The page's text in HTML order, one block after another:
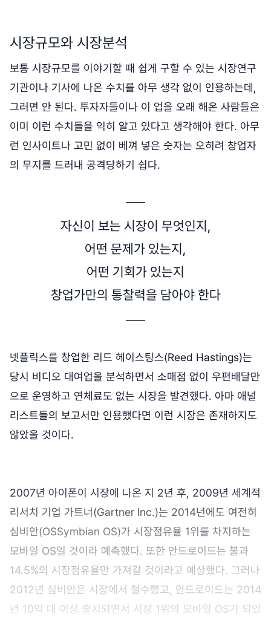
시장규모와 시장분석
보통 시장규모를 이야기할 때 쉽게 구할 수 있는 시장연구
기관이나 기사에 나온 수치를 아무 생각 없이 인용하는데,
그러면 안 된다. 투자자들이나 이 업을 오래 해온 사람들은
이미 이런 수치들을 익히 알고 있다고 생각해야 한다. 아무
런 인사이트나 고민 없이 베껴 넣은 숫자는 오히려 창업자
의 무지를 드러내 공격당하기 쉽다.
자신이 보는 시장이 무엇인지,
어떤 문제가 있는지,
어떤 기회가 있는지
창업가만의 통찰력을 담아야 한다
넷플릭스를 창업한 리드 헤이스팅스(Reed Hastings)는
당시 비디오 대여업을 분석하면서 소매점 없이 우편배달만
으로 운영하고 연체료도 없는 시장을 발견했다. 아마 애널
리스트들의 보고서만 인용했다면 이런 시장은 존재하지도
않았을 것이다.
2007년 아이폰이 시장에 나온 지 2년 후, 2009년 세계적
리서치 기업 가트너(Gartner Inc.)는 2014년에도 여전히
심비안(OSSymbian OS)가 시장점유율 1위를 차지하는
모바일 OS일 것이라 예측했다. 또한 안드로이드는 불과
14.5%의 시장점유율만 가져갈 것이라고 예상했다. 그러나
2012년 심비안은 시장에서 철수했고, 안드로이드는 2014
년 10억 대 이상 출시되면서 시장 1위의 모바일 OS가 되었